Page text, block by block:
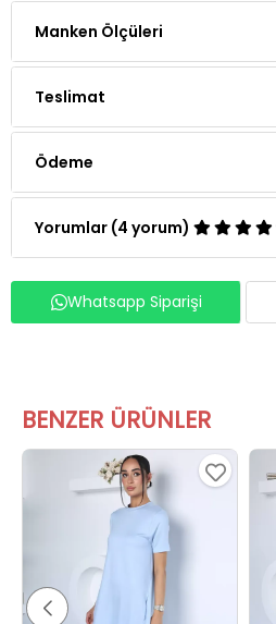
Manken Ölçüleri
Teslimat
Ödeme
Yorumlar (4 yorum)
Whatsapp Siparişi
BENZER ÜRÜNLER